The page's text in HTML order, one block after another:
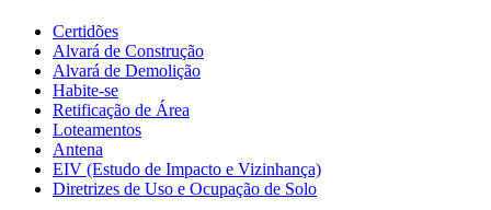
Certidões
Alvará de Construção
Alvará de Demolição
Habite-se
Retificação de Área
Loteamentos
Antena
EIV (Estudo de Impacto e Vizinhança)
Diretrizes de Uso e Ocupação de Solo